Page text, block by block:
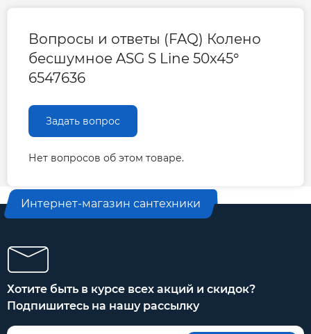
Вопросы и ответы (FAQ) Колено
бесшумное ASG S Line 50x45°
6547636
Задать вопрос
Нет вопросов об этом товаре.
Интернет-магазин сантехники
Хотите быть в курсе всех акций и скидок?
Подпишитесь на нашу рассылку